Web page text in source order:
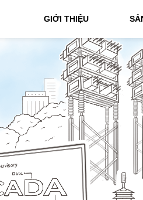
GIỚI THIỆU